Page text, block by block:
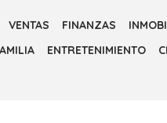
VENTAS FINANZAS
ENTRETENIMIENTO